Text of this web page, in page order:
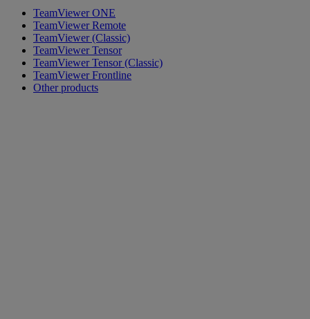
TeamViewer ONE
TeamViewer Remote
TeamViewer (Classic)
TeamViewer Tensor
TeamViewer Tensor (Classic)
TeamViewer Frontline
Other products